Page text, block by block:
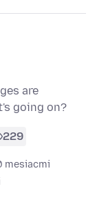
are
going on?
229
mesiacmi